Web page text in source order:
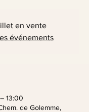
en vente
événements
13:00
de Golemme,